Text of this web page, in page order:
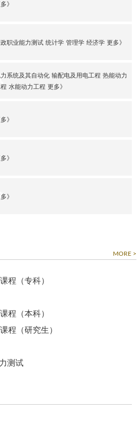
》
职业能力测试 统计学 管理学 经济学 更多》
系统及其自动化 输配电及用电工程 热能动力
水能动力工程 更多》
》
》
》
MORE >
程（专科）
程（本科）
程（研究生）
测试